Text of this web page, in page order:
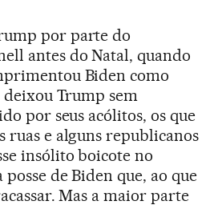
por parte do
antes do Natal, quando
Biden como
Trump sem
por seus acólitos, os que
ruas e alguns republicanos
insólito boicote no
de Biden que, ao que
Mas a maior parte